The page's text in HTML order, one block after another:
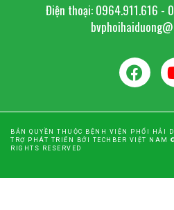
Điện thoại: 0964.911.616 -
BẢN QUYỀN THUỘC BỆNH VIỆN PHỔI HẢI
TRỢ PHÁT TRIỂN BỞI TECHBER VIỆT NAM
RIGHTS RESERVED